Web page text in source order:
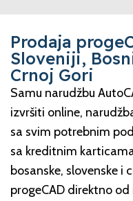
Prodaja
Sloveniji,
Crnoj Gori
Samu narudžbu
izvršiti online,
sa svim potrebnim
sa kreditnim
bosanske, slovenske i
progeCAD direktno od